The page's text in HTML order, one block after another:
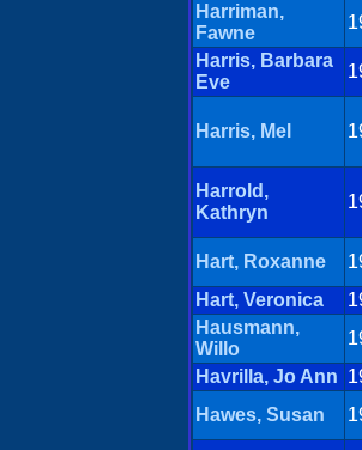
Harriman,
Fawne
Harris, Barbara
Eve
Harris, Mel
Harrold,
Kathryn
Hart, Roxanne
Hart, Veronica
Hausmann,
Willo
Havrilla, Jo Ann
Hawes, Susan